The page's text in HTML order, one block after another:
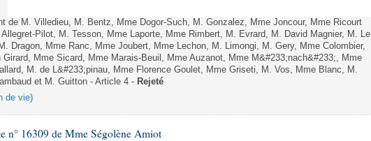
de M. Villedieu, M. Bentz, Mme Dogor-Such, M. Gonzalez, Mme Joncour, Mme Ricourt
Allegret-Pilot, M. Tesson, Mme Laporte, Mme Rimbert, M. Evrard, M. David Magnier, M. Le
Dragon, Mme Ranc, Mme Joubert, Mme Lechon, M. Limongi, M. Gery, Mme Colombier,
Girard, Mme Sicard, Mme Marais-Beuil, Mme Auzanot, Mme M&#233;nach&#233;, Mme
M. de L&#233;pinau, Mme Florence Goulet, Mme Griseti, M. Vos, Mme Blanc, M.
et M. Guitton - Article 4 - Rejeté
de vie)
n° 16309 de Mme Ségolène Amiot